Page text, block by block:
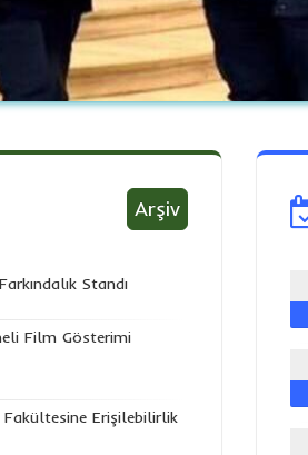
Arşiv
Standı
Film Gösterimi
Fakültesine Erişilebilirlik